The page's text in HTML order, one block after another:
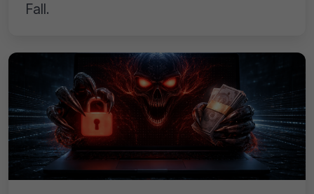
Fall.